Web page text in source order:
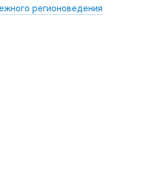
регионоведения